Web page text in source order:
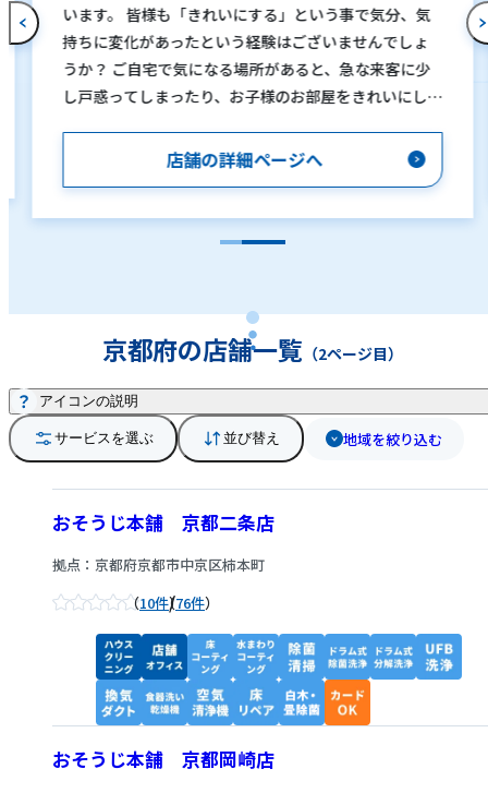
います。 皆様も「きれいにする」という事で気分、気
持ちに変化があったという経験はございませんでしょ
うか？ ご自宅で気になる場所があると、急な来客に少
し戸惑ってしまったり、お子様のお部屋をきれいにして
ン、洗濯機などきれいにすると大切に使おうと心掛けた
どんな事でもまずは、おそうじ本舗 山科西店までご
連絡ください。 皆様からのお問合せを心よりお待ちし
ております。
店舗の詳細ページへ
京都府の店舗一覧 （2ページ目）
サービスを選ぶ 並び替え 地域を絞り込む
アイコンの説明
おそうじ本舗 京都二条店
拠点：京都府京都市中京区柿本町
10件/76件
おそうじ本舗 京都岡崎店